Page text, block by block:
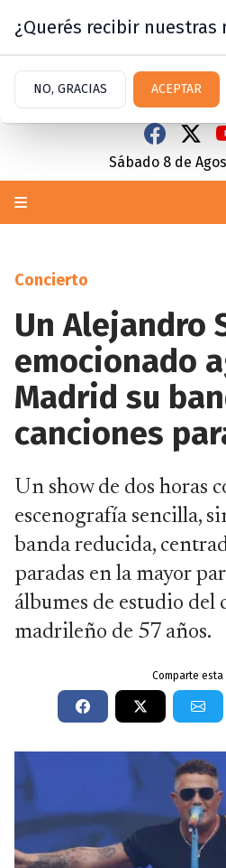
Sábado 8 de
Concierto
Un Alejandro
emocionado
Madrid su
canciones
Un show de dos horas
escenografía sencilla,
banda reducida,
paradas en la mayor
álbumes de estudio del
madrileño de 57 años.
Comparte esta
¿Querés recibir nuestras
NO, GRACIAS ACEPTAR